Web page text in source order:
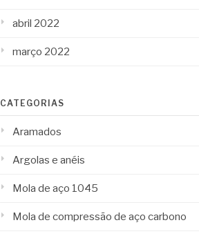
abril 2022
março 2022
CATEGORIAS
Aramados
Argolas e anéis
Mola de aço 1045
Mola de compressão de aço carbono